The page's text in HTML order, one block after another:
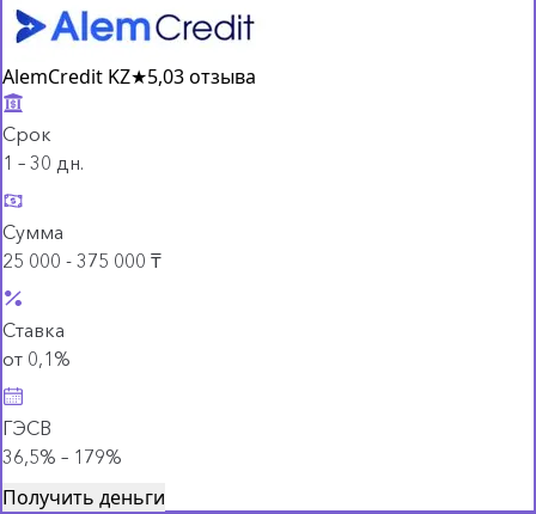
AlemCredit KZ★5,03 отзыва
Срок
1 – 30 дн.
Сумма
25 000 - 375 000 ₸
Ставка
от 0,1%
ГЭСВ
36,5% – 179%
Получить деньги